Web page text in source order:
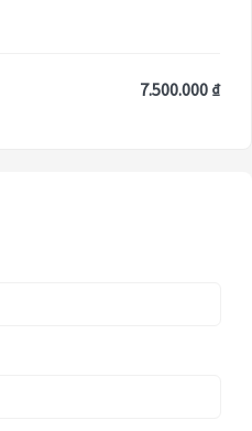
7.500.000 ₫